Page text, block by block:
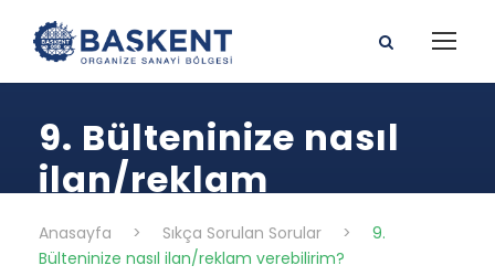
9. Bülteninize nasıl
ilan/reklam
verebilirim?
Anasayfa > Sıkça Sorulan Sorular >
9.
Bülteninize nasıl ilan/reklam verebilirim?